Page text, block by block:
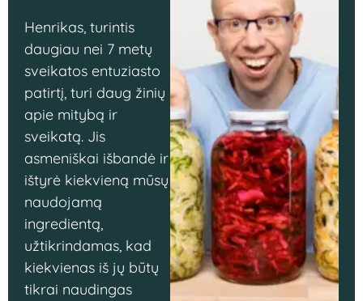
Henrikas, turintis
daugiau nei 7 metų
sveikatos entuziasto
patirtį, turi daug žinių
apie mitybą ir
sveikatą. Jis
asmeniškai išbandė ir
ištyrė kiekvieną mūsų
naudojamą
ingredientą,
užtikrindamas, kad
kiekvienas iš jų būtų
tikrai naudingas